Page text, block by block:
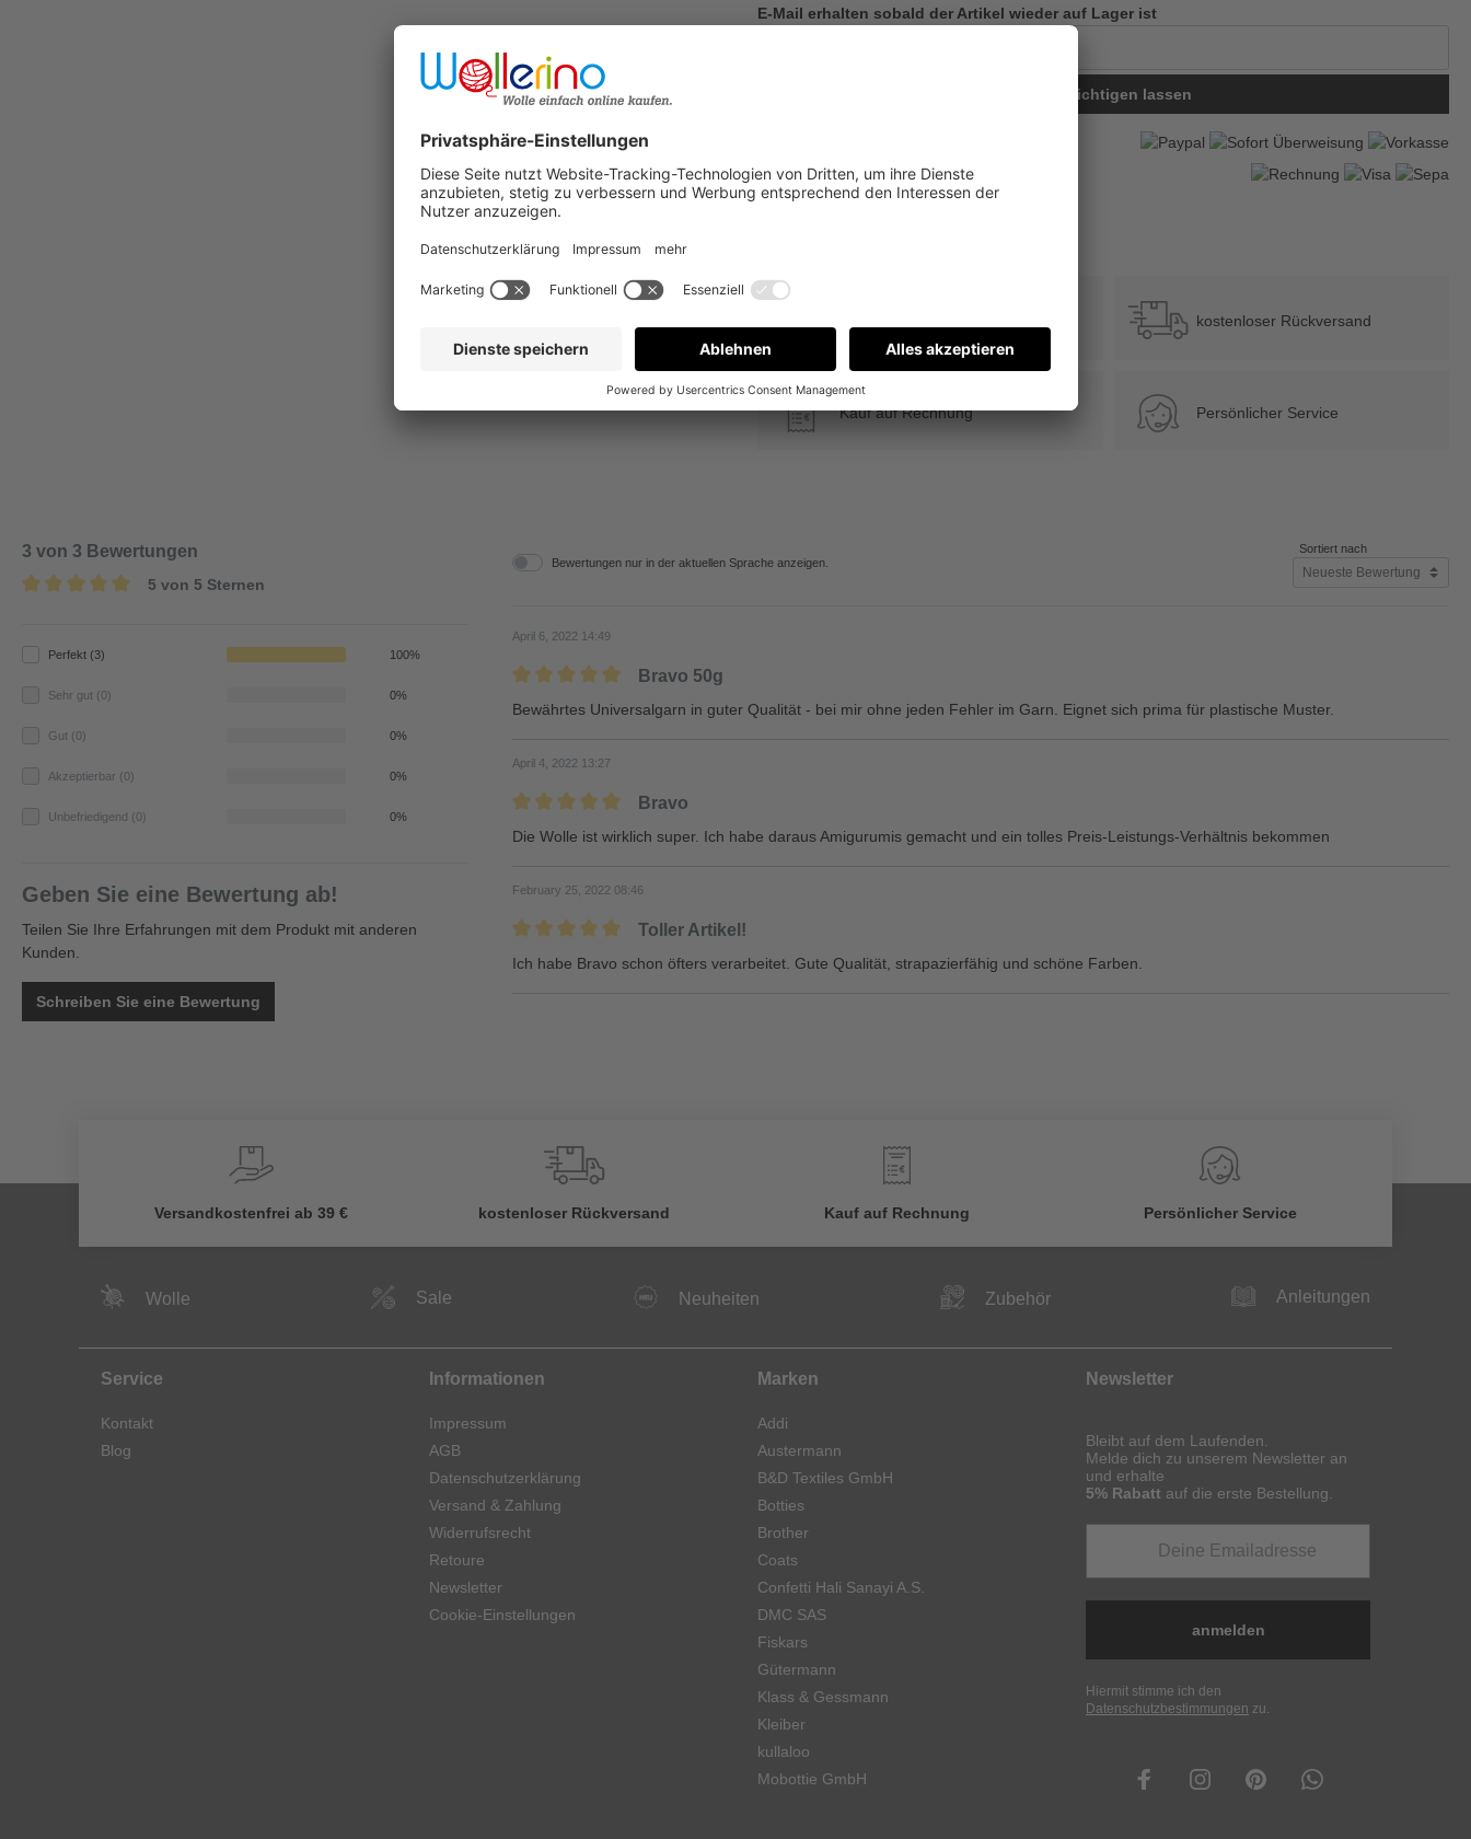
E-Mail erhalten sobald der Artikel wieder auf Lager ist
Benachrichtigen lassen
Produktnummer: 90315/10/8378
kostenloser Rückversand
€ Kauf auf Rechnung Persönlicher Service
3 von 3 Bewertungen
5 von 5 Sternen
Perfekt (3) 100%
Sehr gut (0) 0%
Gut (0) 0%
Akzeptierbar (0) 0%
Unbefriedigend (0) 0%
Geben Sie eine Bewertung ab!
Teilen Sie Ihre Erfahrungen mit dem Produkt mit anderen
Kunden.
Schreiben Sie eine Bewertung
Bewertungen nur in der aktuellen Sprache anzeigen.
Sortiert nach
April 6, 2022 14:49
Bravo 50g
Bewährtes Universalgarn in guter Qualität - bei mir ohne jeden Fehler im Garn. Eignet sich prima für plastische Muster.
April 4, 2022 13:27
Bravo
Die Wolle ist wirklich super. Ich habe daraus Amigurumis gemacht und ein tolles Preis-Leistungs-Verhältnis bekommen
February 25, 2022 08:46
Toller Artikel!
Ich habe Bravo schon öfters verarbeitet. Gute Qualität, strapazierfähig und schöne Farben.
Versandkostenfrei ab 39 € kostenloser Rückversand
€
Kauf auf Rechnung Persönlicher Service
Wolle Sale Neuheiten Zubehör Anleitungen
Service
Kontakt
Blog
Informationen
Impressum
AGB
Datenschutzerklärung
Versand & Zahlung
Widerrufsrecht
Retoure
Newsletter
Cookie-Einstellungen
Marken
Addi
Austermann
B&D Textiles GmbH
Botties
Brother
Coats
Confetti Hali Sanayi A.S.
DMC SAS
Fiskars
Gütermann
Klass & Gessmann
Kleiber
kullaloo
Mobottie GmbH
Newsletter
Bleibt auf dem Laufenden.
Melde dich zu unserem Newsletter an
und erhalte
5% Rabatt auf die erste Bestellung.
anmelden
Hiermit stimme ich den
Datenschutzbestimmungen zu.